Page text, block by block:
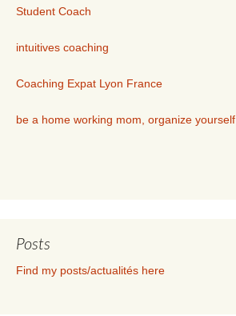
Student Coach
intuitives coaching
Coaching Expat Lyon France
be a home working mom, organize yourself
Posts
Find my posts/actualités here